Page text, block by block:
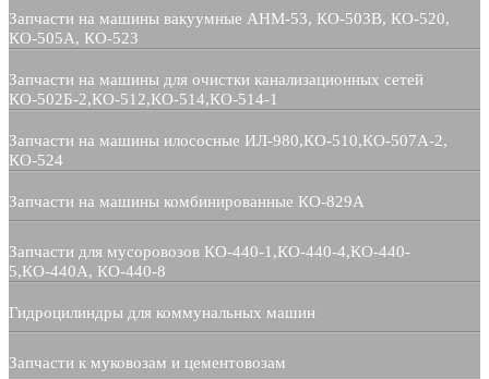
Запчасти на машины вакуумные АНМ-53, КО-503В, КО-520,
КО-505А, КО-523
Запчасти на машины для очистки канализационных сетей
КО-502Б-2,КО-512,КО-514,КО-514-1
Запчасти на машины илососные ИЛ-980,КО-510,КО-507А-2,
КО-524
Запчасти на машины комбинированные КО-829А
Запчасти для мусоровозов КО-440-1,КО-440-4,КО-440-
5,КО-440А, КО-440-8
Гидроцилиндры для коммунальных машин
Запчасти к муковозам и цементовозам